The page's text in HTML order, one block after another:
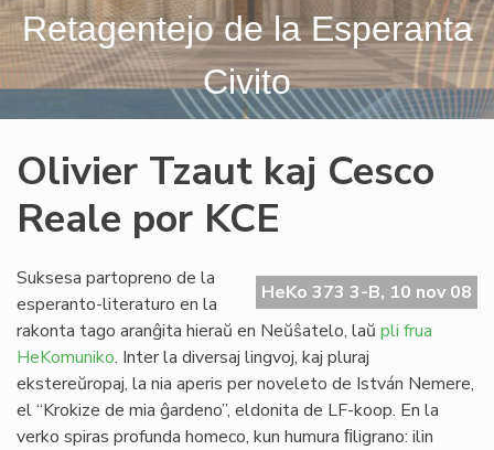
Retagentejo de la Esperanta
Civito
Olivier Tzaut kaj Cesco
Reale por KCE
HeKo 373 3-B, 10 nov 08
Suksesa partopreno de la
esperanto-literaturo en la
rakonta tago aranĝita hieraŭ en Neŭŝatelo, laŭ pli frua
HeKomuniko. Inter la diversaj lingvoj, kaj pluraj
ekstereŭropaj, la nia aperis per noveleto de István Nemere,
el “Krokize de mia ĝardeno”, eldonita de LF-koop. En la
verko spiras profunda homeco, kun humura ﬁligrano: ilin